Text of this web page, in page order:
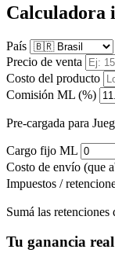
Calculadora
País
Precio de venta
Costo del producto
Comisión ML (%)
Pre-cargada para
Cargo fijo ML
Costo de envío (que
Impuestos /
Sumá las
Tu ganancia